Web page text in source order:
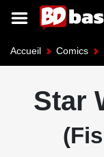
Accueil Comics
Star